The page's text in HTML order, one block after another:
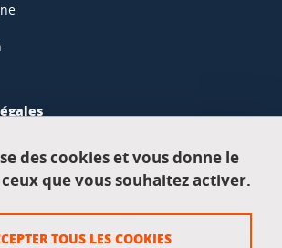
des cookies et vous donne le
que vous souhaitez activer.
TOUS LES COOKIES